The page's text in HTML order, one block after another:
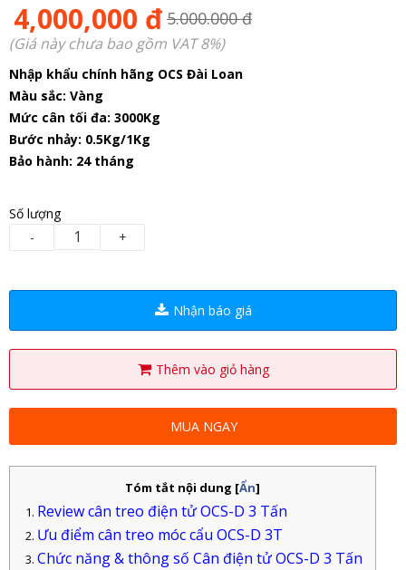
4,000,000 đ 5.000.000 đ
(Giá này chưa bao gồm VAT 8%)
Nhập khẩu chính hãng OCS Đài Loan
Màu sắc: Vàng
Mức cân tối đa: 3000Kg
Bước nhảy: 0.5Kg/1Kg
Bảo hành: 24 tháng
Số lượng
-
+
Nhận báo giá
Thêm vào giỏ hàng
MUA NGAY
Tóm tắt nội dung [Ẩn]
Review cân treo điện tử OCS-D 3 Tấn
Ưu điểm cân treo móc cẩu OCS-D 3T
Chức năng & thông số Cân điện tử OCS-D 3 Tấn